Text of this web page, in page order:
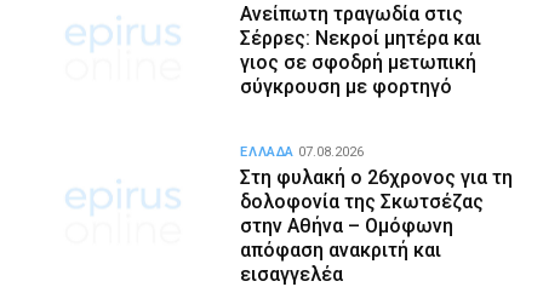
Ανείπωτη τραγωδία στις
Σέρρες: Νεκροί μητέρα και
γιος σε σφοδρή μετωπική
σύγκρουση με φορτηγό
Στη φυλακή ο 26χρονος για τη
δολοφονία της Σκωτσέζας
στην Αθήνα – Ομόφωνη
απόφαση ανακριτή και
εισαγγελέα
ΕΛΛΑΔΑ 07.08.2026